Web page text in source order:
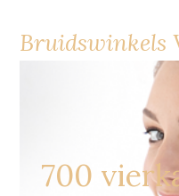
Bruidswinkels
700